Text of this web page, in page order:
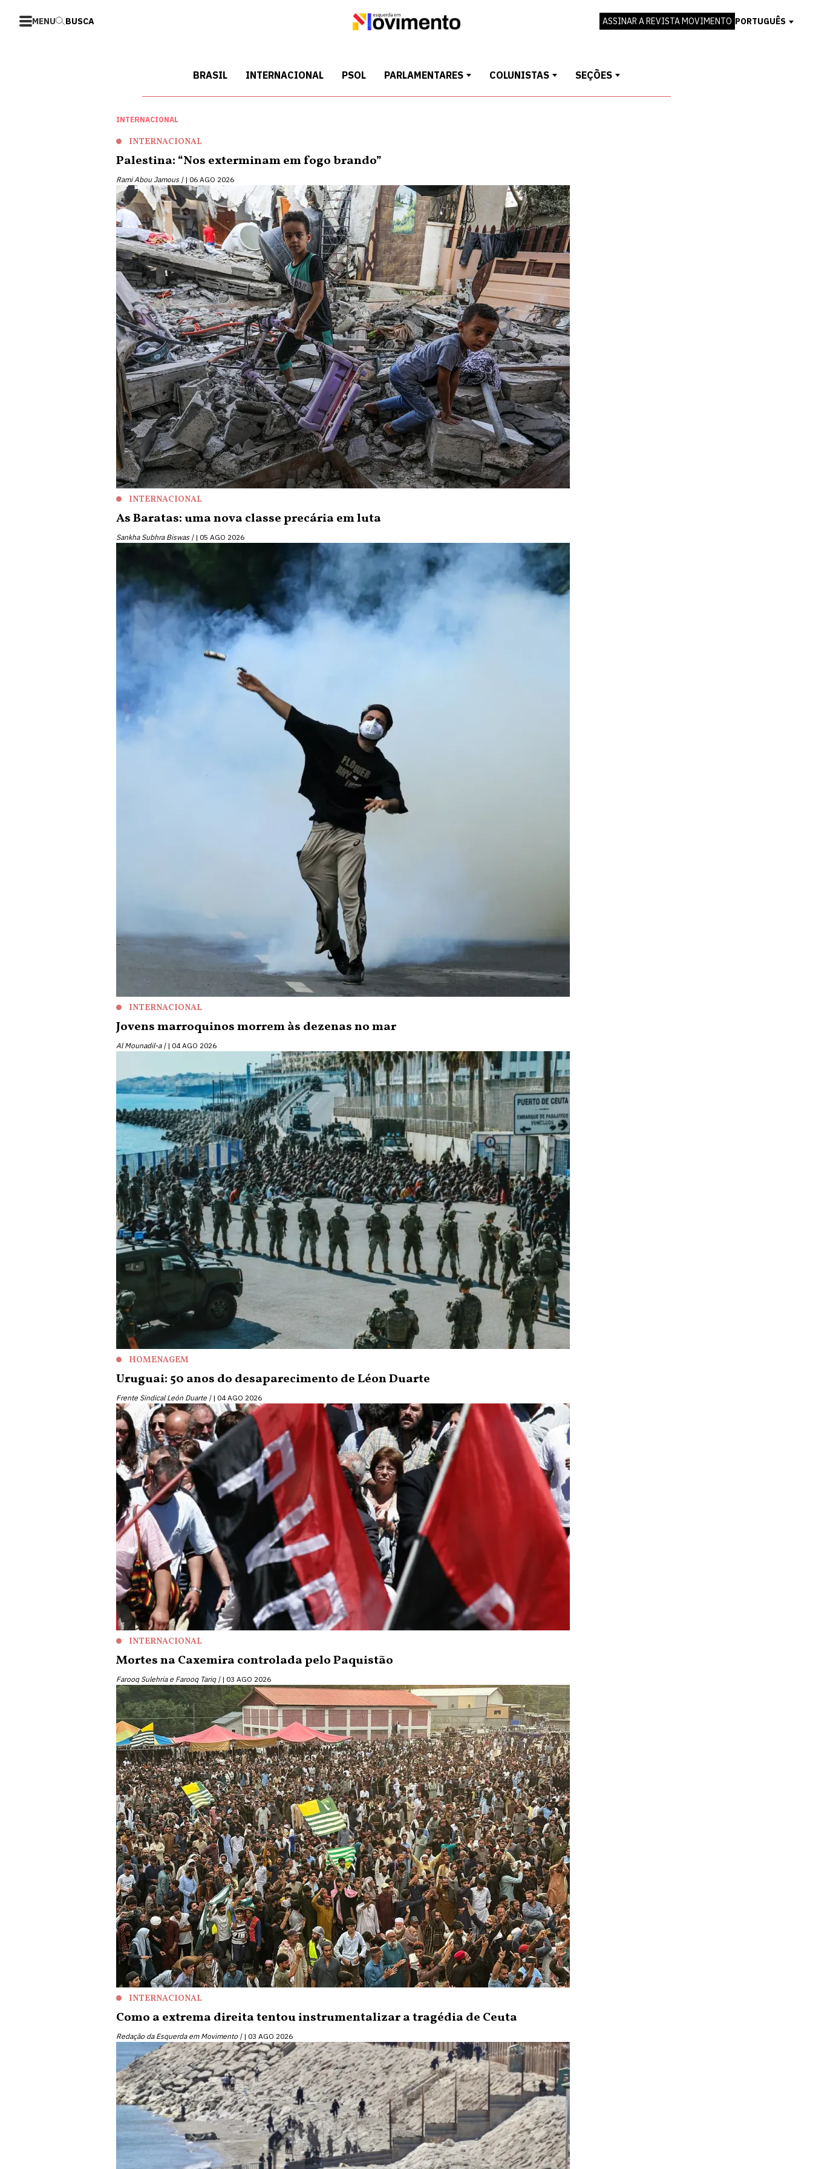
MENU BUSCA ASSINAR A REVISTA MOVIMENTO PORTUGUÊS
BRASIL INTERNACIONAL PSOL PARLAMENTARES COLUNISTAS SEÇÕES
INTERNACIONAL
INTERNACIONAL
Palestina: “Nos exterminam em fogo brando”
Rami Abou Jamous | 06 AGO 2026
INTERNACIONAL
As Baratas: uma nova classe precária em luta
Sankha Subhra Biswas | 05 AGO 2026
INTERNACIONAL
Jovens marroquinos morrem às dezenas no mar
Al Mounadil-a | 04 AGO 2026
HOMENAGEM
Uruguai: 50 anos do desaparecimento de Léon Duarte
Frente Sindical León Duarte | 04 AGO 2026
INTERNACIONAL
Mortes na Caxemira controlada pelo Paquistão
Farooq Sulehria e Farooq Tariq | 03 AGO 2026
INTERNACIONAL
Como a extrema direita tentou instrumentalizar a tragédia de Ceuta
Redação da Esquerda em Movimento | 03 AGO 2026